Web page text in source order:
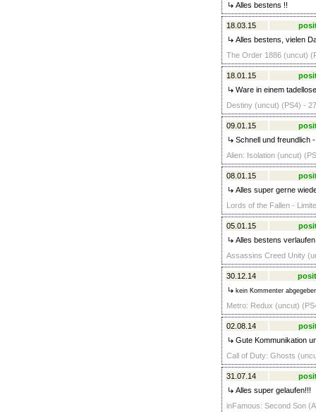
Alles bestens !!
18.03.15
Alles bestens, vielen
The Order 1886 (uncut)
18.01.15
Ware in einem
Destiny (uncut) (PS4) -
09.01.15
Schnell und freundlich
Alien: Isolation (uncut)
08.01.15
Alles super gerne
Lords of the Fallen -
05.01.15
Alles bestens
Assassins Creed Unity
30.12.14
kein Kommenter
Metro: Redux (uncut)
02.08.14
Gute Kommunikation
Call of Duty: Ghosts
31.07.14
Alles super gelaufen!!!
inFamous: Second Son